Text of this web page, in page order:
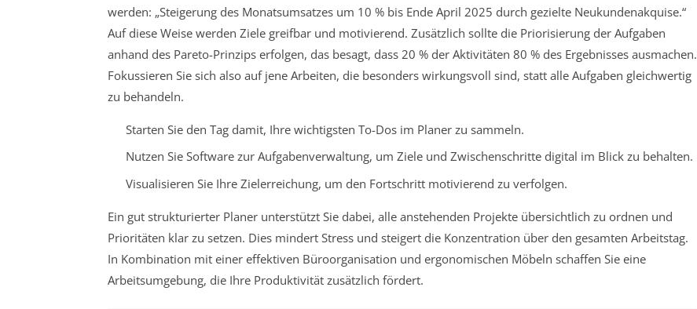
werden: „Steigerung des Monatsumsatzes um 10 % bis Ende April 2025 durch gezielte Neukundenakquise.“
Auf diese Weise werden Ziele greifbar und motivierend. Zusätzlich sollte die Priorisierung der Aufgaben
anhand des Pareto-Prinzips erfolgen, das besagt, dass 20 % der Aktivitäten 80 % des Ergebnisses ausmachen.
Fokussieren Sie sich also auf jene Arbeiten, die besonders wirkungsvoll sind, statt alle Aufgaben gleichwertig
zu behandeln.
Starten Sie den Tag damit, Ihre wichtigsten To-Dos im Planer zu sammeln.
Nutzen Sie Software zur Aufgabenverwaltung, um Ziele und Zwischenschritte digital im Blick zu behalten.
Visualisieren Sie Ihre Zielerreichung, um den Fortschritt motivierend zu verfolgen.
Ein gut strukturierter Planer unterstützt Sie dabei, alle anstehenden Projekte übersichtlich zu ordnen und
Prioritäten klar zu setzen. Dies mindert Stress und steigert die Konzentration über den gesamten Arbeitstag.
In Kombination mit einer effektiven Büroorganisation und ergonomischen Möbeln schaffen Sie eine
Arbeitsumgebung, die Ihre Produktivität zusätzlich fördert.